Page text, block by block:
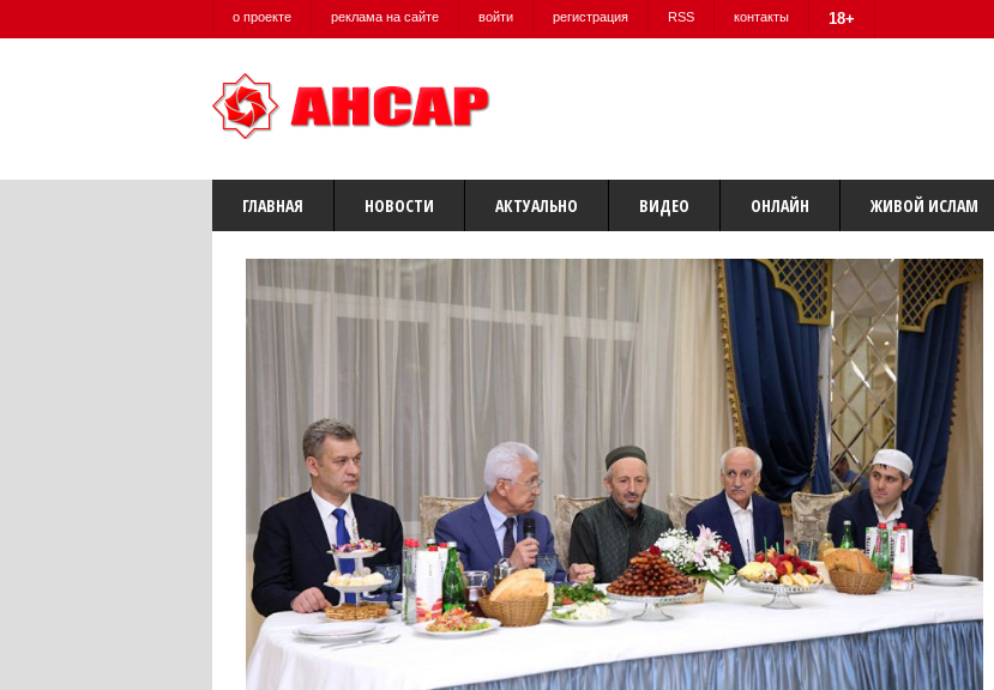
о проекте реклама на сайте войти регистрация RSS контакты 18+
ГЛАВНАЯ НОВОСТИ АКТУАЛЬНО ВИДЕО ОНЛАЙН ЖИВОЙ ИСЛАМ